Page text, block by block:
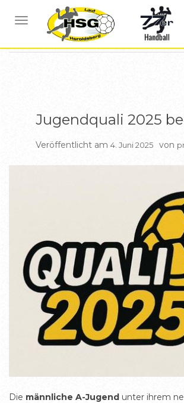
NAVIGATION UMSCHALTEN
BERICHTE A JUGEND BERICHTE B
JUGEND BERICHTE WEIBL B
Jugendquali 2025
Veröffentlicht am 4. Juni 2025 von
Die männliche A-Jugend unter ihrem